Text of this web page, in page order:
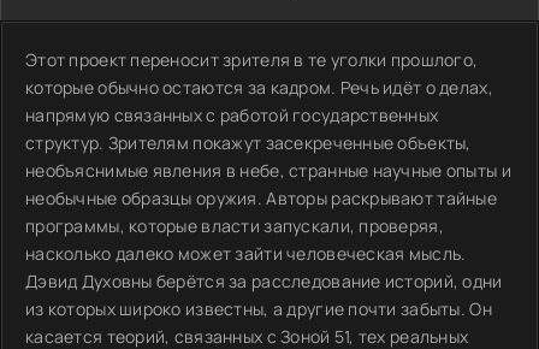
Этот проект переносит зрителя в те уголки прошлого,
которые обычно остаются за кадром. Речь идёт о делах,
напрямую связанных с работой государственных
структур. Зрителям покажут засекреченные объекты,
необъяснимые явления в небе, странные научные опыты и
необычные образцы оружия. Авторы раскрывают тайные
программы, которые власти запускали, проверяя,
насколько далеко может зайти человеческая мысль.
Дэвид Духовны берётся за расследование историй, одни
из которых широко известны, а другие почти забыты. Он
касается теорий, связанных с Зоной 51, тех реальных